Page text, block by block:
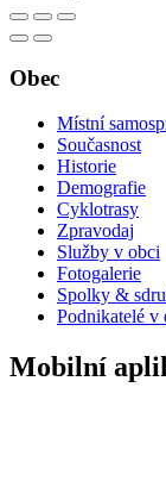
Obec
Místní
Současnost
Historie
Demografie
Cyklotrasy
Zpravodaj
Služby v obci
Fotogalerie
Spolky &
Podnikatelé v
Mobilní